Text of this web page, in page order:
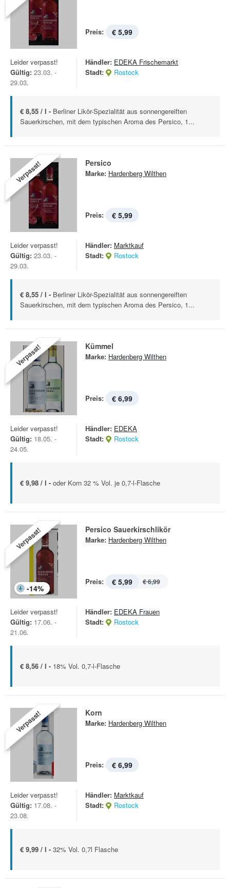
Preis: € 5,99
Leider verpasst!
Gültig: 23.03. -
29.03.
Händler: EDEKA Frischemarkt
Stadt:
Rostock
€ 8,55 / l - Berliner Likör-Spezialität aus sonnengereiften
Sauerkirschen, mit dem typischen Aroma des Persico, 1...
Verpasst! Persico
Marke: Hardenberg Wilthen
Preis: € 5,99
Leider verpasst!
Gültig: 23.03. -
29.03.
Händler: Marktkauf
Stadt:
Rostock
€ 8,55 / l - Berliner Likör-Spezialität aus sonnengereiften
Sauerkirschen, mit dem typischen Aroma des Persico, 1...
Verpasst! Kümmel
Marke: Hardenberg Wilthen
Preis: € 6,99
Leider verpasst!
Gültig: 18.05. -
24.05.
Händler: EDEKA
Stadt:
Rostock
€ 9,98 / l - oder Korn 32 % Vol. je 0,7-l-Flasche
Verpasst!
-14%
Persico Sauerkirschlikör
Marke: Hardenberg Wilthen
Preis: € 5,99 € 6,99
Leider verpasst!
Gültig: 17.06. -
21.06.
Händler: EDEKA Frauen
Stadt:
Rostock
€ 8,56 / l - 18% Vol. 0,7-l-Flasche
Verpasst! Korn
Marke: Hardenberg Wilthen
Preis: € 6,99
Leider verpasst!
Gültig: 17.08. -
23.08.
Händler: Marktkauf
Stadt:
Rostock
€ 9,99 / l - 32% Vol. 0,7l Flasche